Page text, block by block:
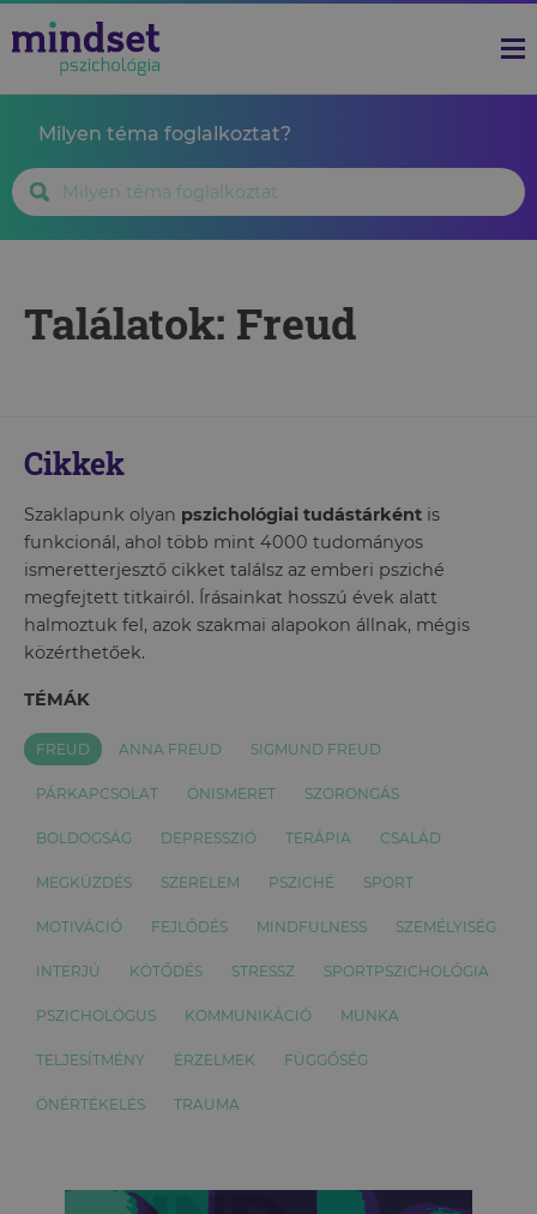
Milyen téma foglalkoztat?
Találatok: Freud
Cikkek
Szaklapunk olyan pszichológiai tudástárként is
funkcionál, ahol több mint 4000 tudományos
ismeretterjesztő cikket találsz az emberi psziché
megfejtett titkairól. Írásainkat hosszú évek alatt
halmoztuk fel, azok szakmai alapokon állnak, mégis
közérthetőek.
TÉMÁK
FREUD ANNA FREUD SIGMUND FREUD
PÁRKAPCSOLAT ÖNISMERET SZORONGÁS
BOLDOGSÁG DEPRESSZIÓ TERÁPIA CSALÁD
MEGKÜZDÉS SZERELEM PSZICHÉ SPORT
MOTIVÁCIÓ FEJLŐDÉS MINDFULNESS SZEMÉLYISÉG
INTERJÚ KÖTŐDÉS STRESSZ SPORTPSZICHOLÓGIA
PSZICHOLÓGUS KOMMUNIKÁCIÓ MUNKA
TELJESÍTMÉNY ÉRZELMEK FÜGGŐSÉG
ÖNÉRTÉKELÉS TRAUMA